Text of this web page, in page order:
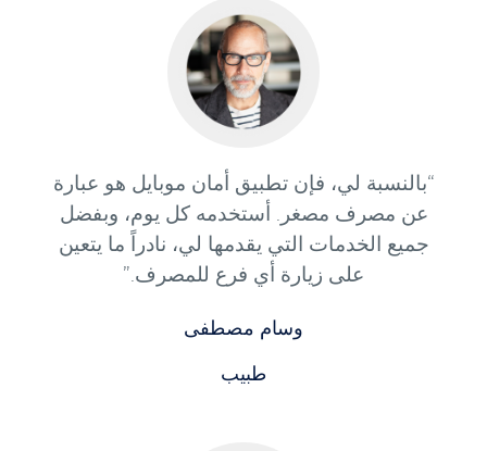
“بالنسبة لي، فإن تطبيق أمان موبايل هو عبارة
عن مصرف مصغر. أستخدمه كل يوم، وبفضل
جميع الخدمات التي يقدمها لي، نادراً ما يتعين
على زيارة أي فرع للمصرف.”
وسام مصطفى
طبيب